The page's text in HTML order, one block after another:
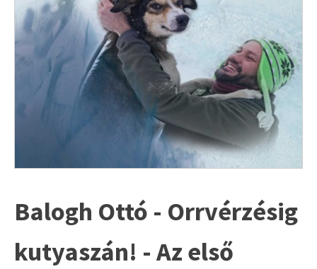
Balogh Ottó - Orrvérzésig
kutyaszán! - Az első